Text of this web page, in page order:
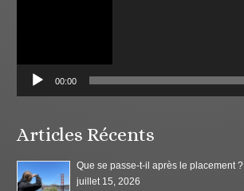
00:00
Articles Récents
Que se passe-t-il après le placement ?
juillet 15, 2026